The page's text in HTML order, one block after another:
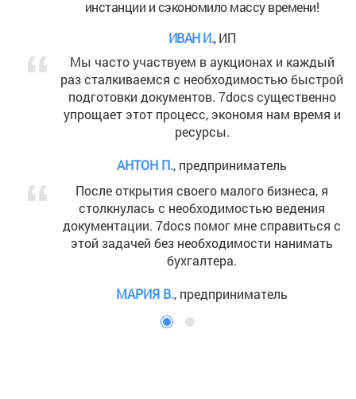
инстанции и сэкономило массу времени!
ИВАН И., ИП
Мы часто участвуем в аукционах и каждый
раз сталкиваемся с необходимостью быстрой
подготовки документов. 7docs существенно
упрощает этот процесс, экономя нам время и
ресурсы.
АНТОН П., предприниматель
После открытия своего малого бизнеса, я
столкнулась с необходимостью ведения
документации. 7docs помог мне справиться с
этой задачей без необходимости нанимать
бухгалтера.
МАРИЯ В., предприниматель